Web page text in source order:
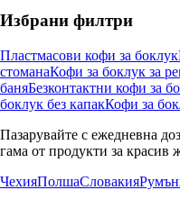
Избрани филтри
Пластмасови кофи за боклук
стоманаКофи за боклук за
баняБезконтактни кофи за
боклук без капакКофи за
Пазарувайте с ежедневна
гама от продукти за красив
ЧехияПолшаСловакия